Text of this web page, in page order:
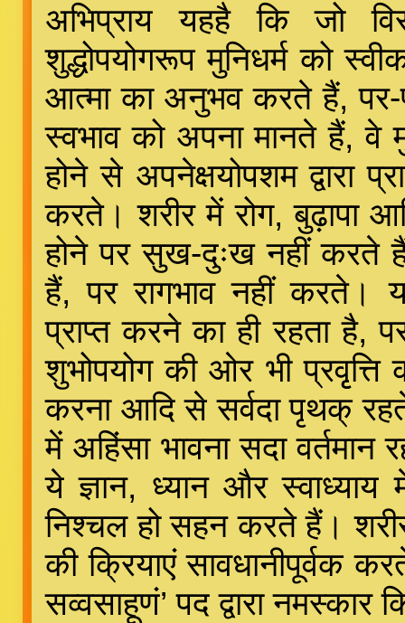
अभिप्राय यहहै कि जो
शुद्धोपयोगरूप मुनिधर्म को
आत्मा का अनुभव करते हैं, पर-
स्वभाव को अपना मानते हैं, वे
होने से अपनेक्षयोपशम द्वारा
करते। शरीर में रोग, बुढ़ापा
होने पर सुख-दुःख नहीं करते
हैं, पर रागभाव नहीं करते।
प्राप्त करने का ही रहता है,
शुभोपयोग की ओर भी
करना आदि से सर्वदा पृथक्
में अहिंसा भावना सदा वर्तमान
ये ज्ञान, ध्यान और स्वाध्याय
निश्चल हो सहन करते हैं।
की क्रियाएं सावधानीपूर्वक
सव्वसाहूणं’ पद द्वारा नमस्कार